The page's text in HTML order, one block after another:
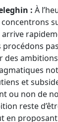
: À
pas
des
et
ou non de
reste
en proposant